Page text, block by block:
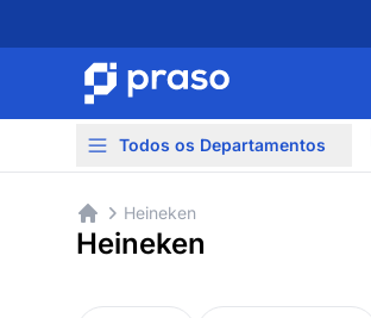
Todos os Departamentos
Heineken
Heineken